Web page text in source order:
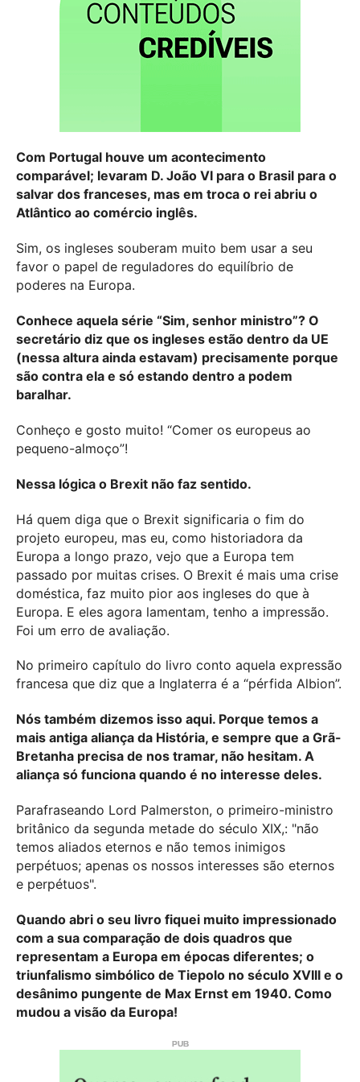
Com Portugal houve um acontecimento
comparável; levaram D. João VI para o Brasil para o
salvar dos franceses, mas em troca o rei abriu o
Atlântico ao comércio inglês.
Sim, os ingleses souberam muito bem usar a seu
favor o papel de reguladores do equilíbrio de
poderes na Europa.
Conhece aquela série “Sim, senhor ministro”? O
secretário diz que os ingleses estão dentro da UE
(nessa altura ainda estavam) precisamente porque
são contra ela e só estando dentro a podem
baralhar.
Conheço e gosto muito! “Comer os europeus ao
pequeno-almoço”!
Nessa lógica o Brexit não faz sentido.
Há quem diga que o Brexit significaria o fim do
projeto europeu, mas eu, como historiadora da
Europa a longo prazo, vejo que a Europa tem
passado por muitas crises. O Brexit é mais uma crise
doméstica, faz muito pior aos ingleses do que à
Europa. E eles agora lamentam, tenho a impressão.
Foi um erro de avaliação.
No primeiro capítulo do livro conto aquela expressão
francesa que diz que a Inglaterra é a “pérfida Albion”.
Nós também dizemos isso aqui. Porque temos a
mais antiga aliança da História, e sempre que a Grã-
Bretanha precisa de nos tramar, não hesitam. A
aliança só funciona quando é no interesse deles.
Parafraseando Lord Palmerston, o primeiro-ministro
britânico da segunda metade do século XIX,: "não
temos aliados eternos e não temos inimigos
perpétuos; apenas os nossos interesses são eternos
e perpétuos".
Quando abri o seu livro fiquei muito impressionado
com a sua comparação de dois quadros que
representam a Europa em épocas diferentes; o
triunfalismo simbólico de Tiepolo no século XVIII e o
desânimo pungente de Max Ernst em 1940. Como
mudou a visão da Europa!